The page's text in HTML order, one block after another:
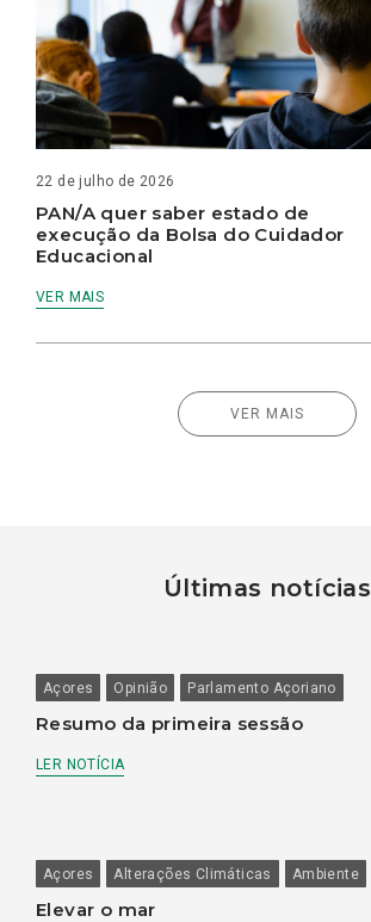
22 de julho de 2026
PAN/A quer saber estado de
execução da Bolsa do Cuidador
Educacional
VER MAIS
VER MAIS
Últimas notícias
Açores Opinião Parlamento Açoriano
Resumo da primeira sessão
LER NOTÍCIA
Açores Alterações Climáticas Ambiente
Elevar o mar